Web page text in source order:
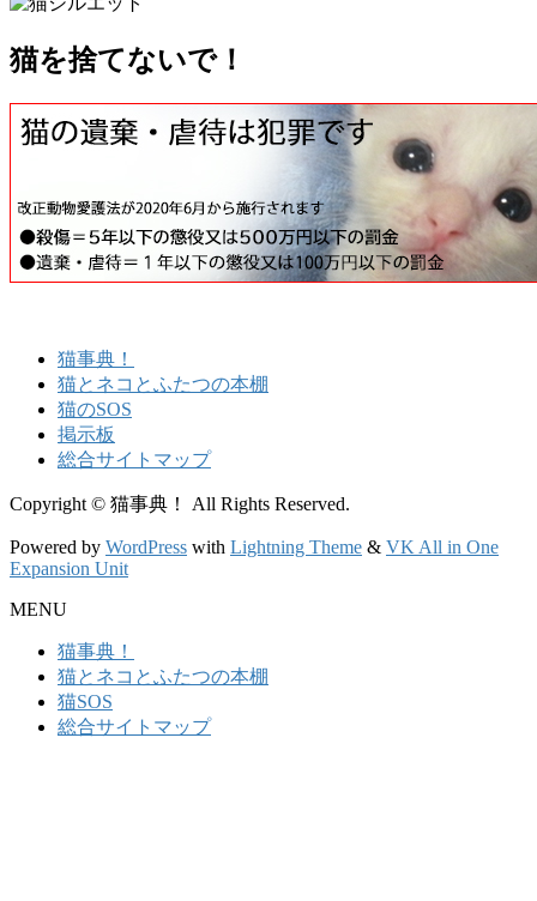
猫を捨てないで！
猫事典！
猫とネコとふたつの本棚
猫のSOS
掲示板
総合サイトマップ
Copyright © 猫事典！ All Rights Reserved.
Powered by WordPress with Lightning Theme & VK All in One
Expansion Unit
MENU
猫事典！
猫とネコとふたつの本棚
猫SOS
総合サイトマップ